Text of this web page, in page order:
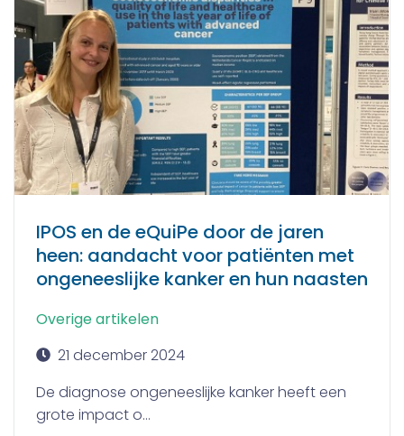
IPOS en de eQuiPe door de jaren
heen: aandacht voor patiënten met
ongeneeslijke kanker en hun naasten
Overige artikelen
21 december 2024
De diagnose ongeneeslijke kanker heeft een
grote impact o...